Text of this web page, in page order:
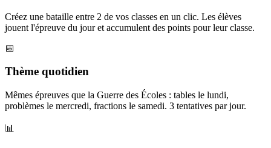
Créez une bataille entre 2 de vos classes en un clic. Les élèves
jouent l'épreuve du jour et accumulent des points pour leur classe.
📅
Thème quotidien
Mêmes épreuves que la Guerre des Écoles : tables le lundi,
problèmes le mercredi, fractions le samedi. 3 tentatives par jour.
📊